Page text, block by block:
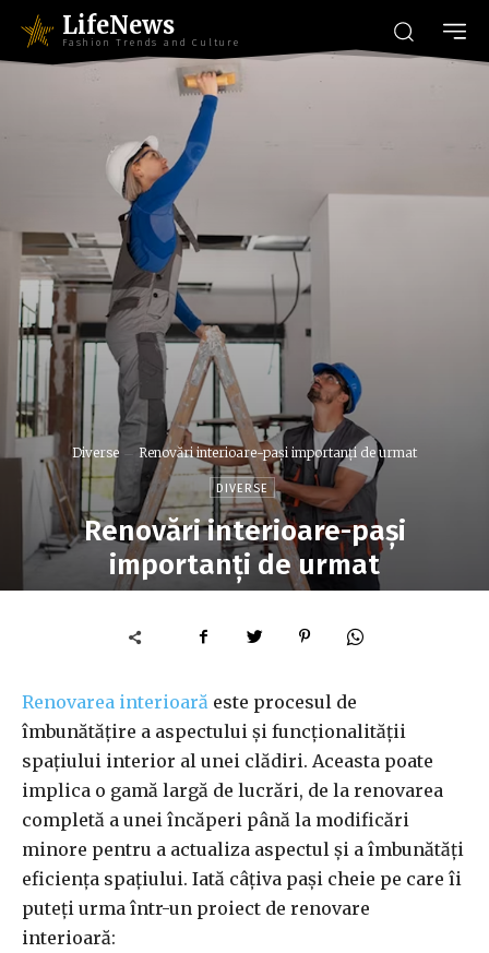
LifeNews
Fashion Trends and Culture
Diverse Renovări interioare-pași importanți de urmat
DIVERSE
Renovări interioare-pași
importanți de urmat
Renovarea interioară este procesul de
îmbunătățire a aspectului și funcționalității
spațiului interior al unei clădiri. Aceasta poate
implica o gamă largă de lucrări, de la renovarea
completă a unei încăperi până la modificări
minore pentru a actualiza aspectul și a îmbunătăți
eficiența spațiului. Iată câțiva pași cheie pe care îi
puteți urma într-un proiect de renovare
interioară: